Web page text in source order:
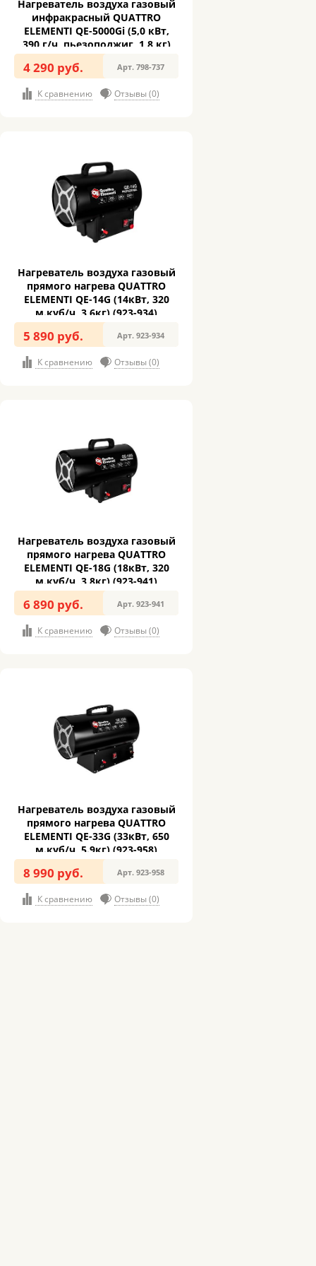
Нагреватель воздуха газовый
инфракрасный QUATTRO
ELEMENTI QE-5000Gi (5,0 кВт,
390 г/ч, пьезоподжиг, 1,8 кг)
(798-737)
4 290 руб. Арт. 798-737
К сравнению Отзывы (0)
Нагреватель воздуха газовый
прямого нагрева QUATTRO
ELEMENTI QE-14G (14кВт, 320
м.куб/ч, 3,6кг) (923-934)
5 890 руб. Арт. 923-934
К сравнению Отзывы (0)
Нагреватель воздуха газовый
прямого нагрева QUATTRO
ELEMENTI QE-18G (18кВт, 320
м.куб/ч, 3,8кг) (923-941)
6 890 руб. Арт. 923-941
К сравнению Отзывы (0)
Нагреватель воздуха газовый
прямого нагрева QUATTRO
ELEMENTI QE-33G (33кВт, 650
м.куб/ч, 5.9кг) (923-958)
8 990 руб. Арт. 923-958
К сравнению Отзывы (0)